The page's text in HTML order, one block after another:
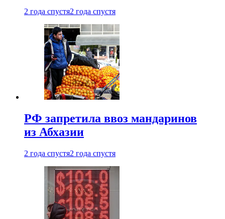
2 года спустя2 года спустя
РФ запретила ввоз мандаринов
из Абхазии
2 года спустя2 года спустя